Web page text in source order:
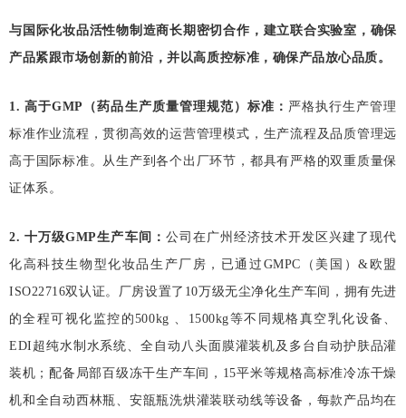
与国际化妆品活性物制造商长期密切合作，建立联合实验室，确保
产品紧跟市场创新的前沿，并以高质控标准，确保产品放心品质。
1.高于GMP （药品生产质量管理规范）标准： 严格执行生产管理
标准作业流程，贯彻高效的运营管理模式，生产流程及品质管理远
高于国际标准。从生产到各个出厂环节，都具有严格的双重质量保
证体系。
2.十万级GMP生产车间： 公司在广州经济技术开发区兴建了现代
化高科技生物型化妆品生产厂房，已通过 GMPC （美国）& 欧盟
ISO22716双认证。厂房设置了 10万级无尘净化生产车间，拥有先进
的全程可视化监控的500kg 、 1500kg等不同规格真空乳化设备、
EDI 超纯水制水系统、全自动八头面膜灌装机及多台自动护肤品灌
装机；配备局部百级冻干生产车间， 15平米等规格高标准冷冻干燥
机和全自动西林瓶、安瓿瓶洗烘灌装联动线等设备，每款产品均在